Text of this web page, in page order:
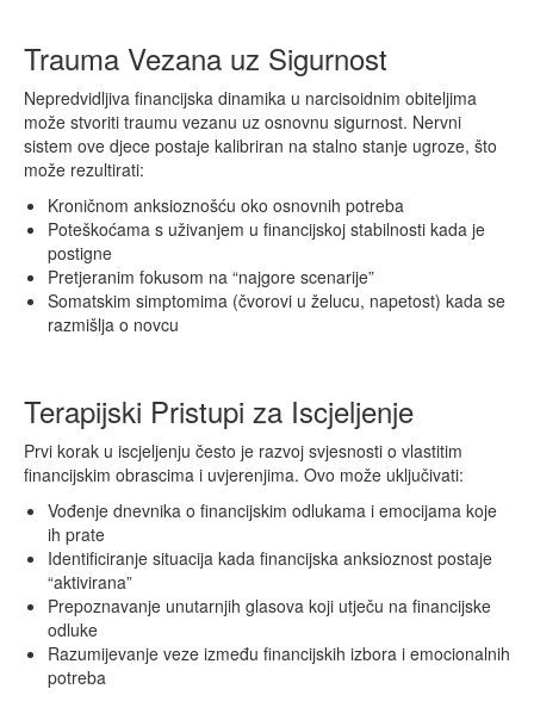
Trauma Vezana uz Sigurnost
Nepredvidljiva financijska dinamika u narcisoidnim obiteljima
može stvoriti traumu vezanu uz osnovnu sigurnost. Nervni
sistem ove djece postaje kalibriran na stalno stanje ugroze, što
može rezultirati:
Kroničnom anksioznošću oko osnovnih potreba
Poteškoćama s uživanjem u financijskoj stabilnosti kada je
postigne
Pretjeranim fokusom na “najgore scenarije”
Somatskim simptomima (čvorovi u želucu, napetost) kada se
razmišlja o novcu
Terapijski Pristupi za Iscjeljenje
Prvi korak u iscjeljenju često je razvoj svjesnosti o vlastitim
financijskim obrascima i uvjerenjima. Ovo može uključivati:
Vođenje dnevnika o financijskim odlukama i emocijama koje
ih prate
Identificiranje situacija kada financijska anksioznost postaje
“aktivirana”
Prepoznavanje unutarnjih glasova koji utječu na financijske
odluke
Razumijevanje veze između financijskih izbora i emocionalnih
potreba